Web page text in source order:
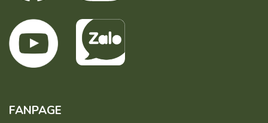
FANPAGE